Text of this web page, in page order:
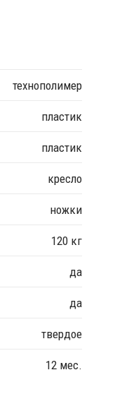
технополимер
пластик
пластик
кресло
ножки
120 кг
да
да
твердое
12 мес.